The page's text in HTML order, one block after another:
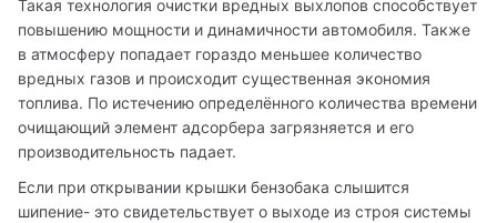
Такая технология очистки вредных выхлопов способствует
повышению мощности и динамичности автомобиля. Также
в атмосферу попадает гораздо меньшее количество
вредных газов и происходит существенная экономия
топлива. По истечению определённого количества времени
очищающий элемент адсорбера загрязняется и его
производительность падает.
Если при открывании крышки бензобака слышится
шипение- это свидетельствует о выходе из строя системы